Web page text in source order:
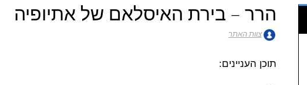
הרר – בירת האיסלאם של אתיופיה
צוות האתר
תוכן העניינים: